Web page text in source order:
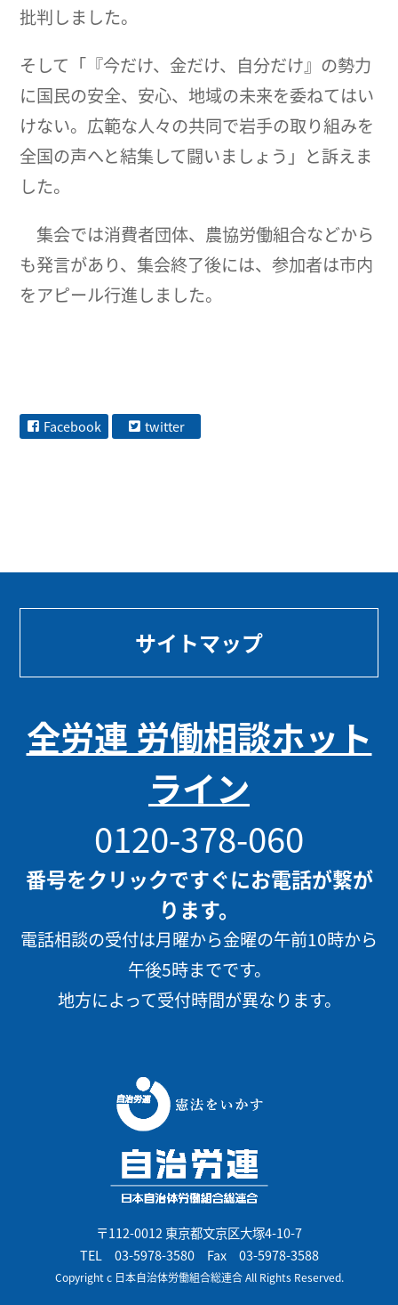
批判しました。
そして「『今だけ、金だけ、自分だけ』の勢力
に国民の安全、安心、地域の未来を委ねてはい
けない。広範な人々の共同で岩手の取り組みを
全国の声へと結集して闘いましょう」と訴えま
した。
集会では消費者団体、農協労働組合などから
も発言があり、集会終了後には、参加者は市内
をアピール行進しました。
Facebook twitter
サイトマップ
全労連 労働相談ホット
ライン
0120-378-060
番号をクリックですぐにお電話が繋が
ります。
電話相談の受付は月曜から金曜の午前10時から
午後5時までです。
地方によって受付時間が異なります。
〒112-0012 東京都文京区大塚4-10-7
TEL 03-5978-3580Fax 03-5978-3588
Copyright c 日本自治体労働組合総連合 All Rights Reserved.